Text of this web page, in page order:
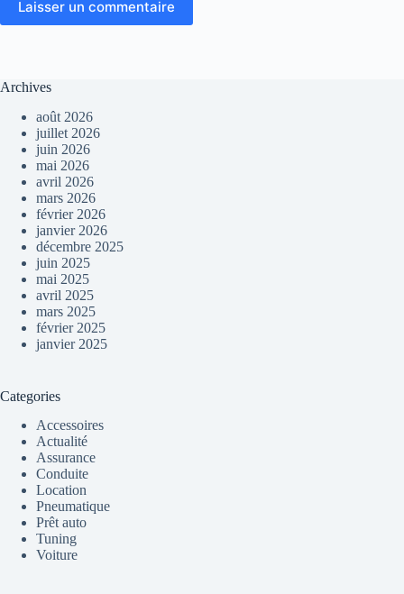
Laisser un commentaire
Archives
août 2026
juillet 2026
juin 2026
mai 2026
avril 2026
mars 2026
février 2026
janvier 2026
décembre 2025
juin 2025
mai 2025
avril 2025
mars 2025
février 2025
janvier 2025
Categories
Accessoires
Actualité
Assurance
Conduite
Location
Pneumatique
Prêt auto
Tuning
Voiture